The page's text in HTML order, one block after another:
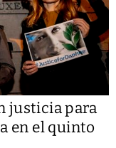
justicia para
en el quinto